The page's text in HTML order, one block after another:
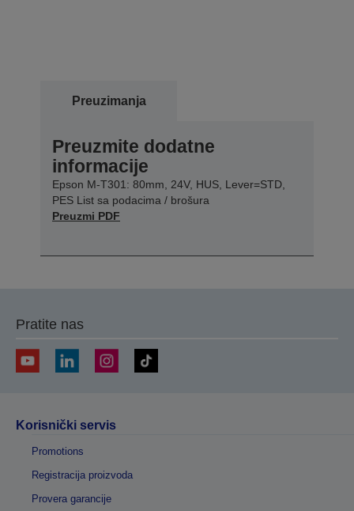
Preuzimanja
Preuzmite dodatne
informacije
Epson M-T301: 80mm, 24V, HUS, Lever=STD,
PES List sa podacima / brošura
Preuzmi PDF
Pratite nas
Korisnički servis
Promotions
Registracija proizvoda
Provera garancije